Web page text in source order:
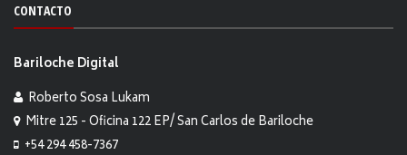
CONTACTO
Bariloche Digital
Roberto Sosa Lukam
Mitre 125 - Oficina 122 EP/ San Carlos de Bariloche
+54 294 458-7367